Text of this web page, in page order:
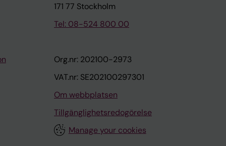
171 77 Stockholm
Tel: 08-524 800 00
Org.nr: 202100-2973
VAT.nr: SE202100297301
Om webbplatsen
Tillgänglighetsredogörelse
Manage your cookies